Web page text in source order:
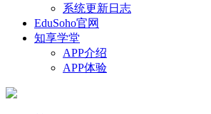
系统更新日志
EduSoho官网
知享学堂
APP介绍
APP体验